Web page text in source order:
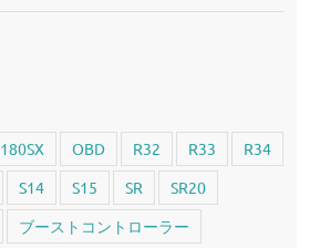
180SX OBD R32 R33
R34
S14 S15 SR
SR20
ブーストコントローラー